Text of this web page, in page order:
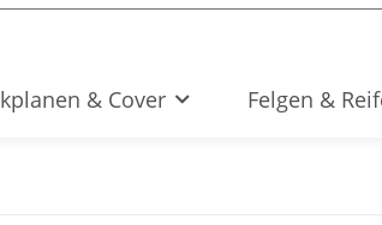
& Cover Felgen &